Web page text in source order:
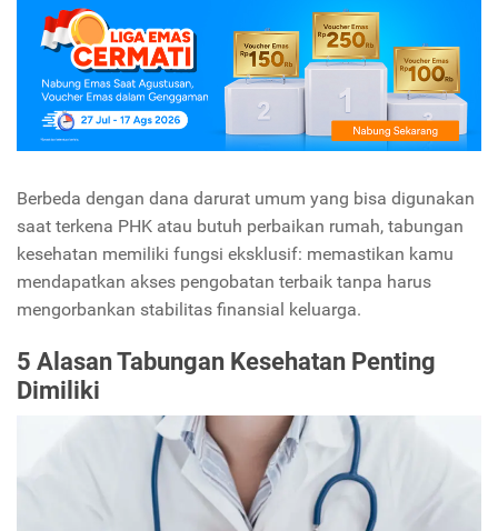
Berbeda dengan dana darurat umum yang bisa digunakan
saat terkena PHK atau butuh perbaikan rumah, tabungan
kesehatan memiliki fungsi eksklusif: memastikan kamu
mendapatkan akses pengobatan terbaik tanpa harus
mengorbankan stabilitas finansial keluarga.
5 Alasan Tabungan Kesehatan Penting
Dimiliki